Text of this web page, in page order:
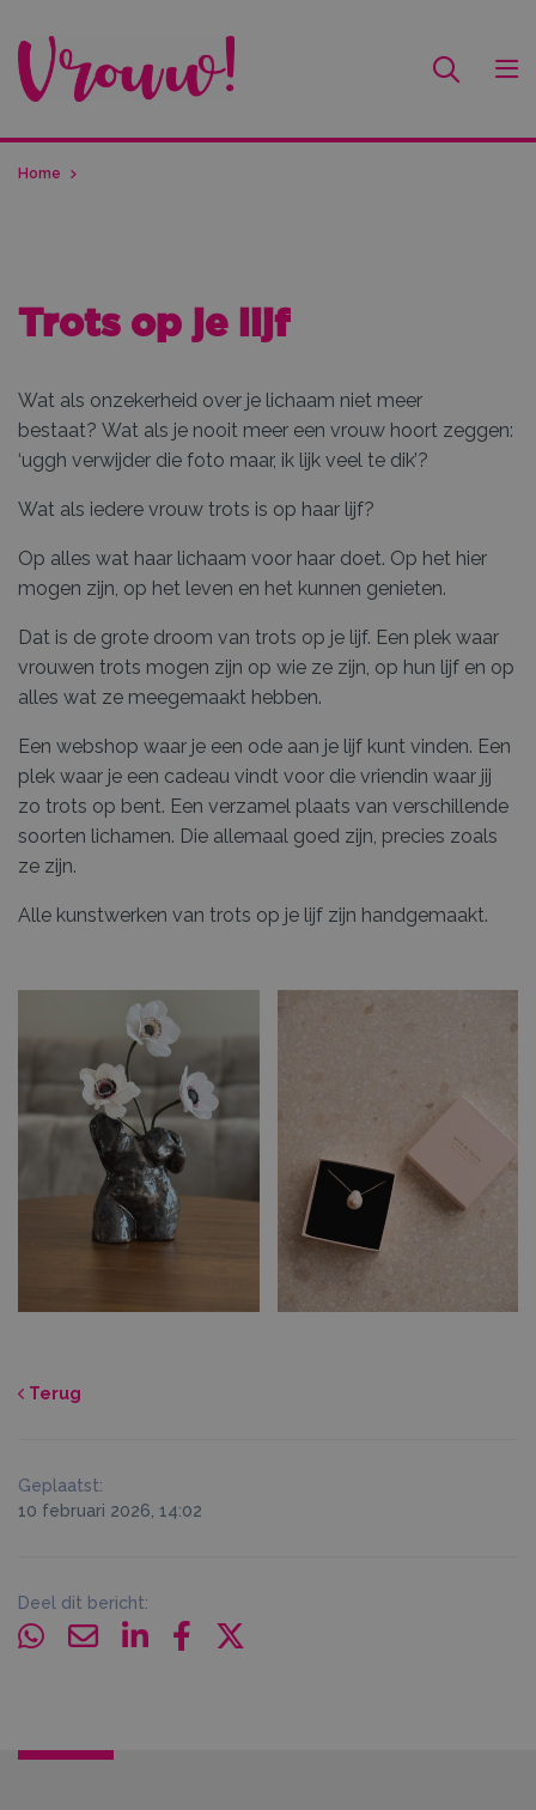
Home
Terug
Geplaatst:
10 februari 2026, 14:02
Deel dit bericht:
Trots op je lijf
Wat als onzekerheid over je lichaam niet meer
bestaat? Wat als je nooit meer een vrouw hoort zeggen:
‘uggh verwijder die foto maar, ik lijk veel te dik’?
Wat als iedere vrouw trots is op haar lijf?
Op alles wat haar lichaam voor haar doet. Op het hier
mogen zijn, op het leven en het kunnen genieten.
Dat is de grote droom van trots op je lijf. Een plek waar
vrouwen trots mogen zijn op wie ze zijn, op hun lijf en op
alles wat ze meegemaakt hebben.
Een webshop waar je een ode aan je lijf kunt vinden. Een
plek waar je een cadeau vindt voor die vriendin waar jij
zo trots op bent. Een verzamel plaats van verschillende
soorten lichamen. Die allemaal goed zijn, precies zoals
ze zijn.
Alle kunstwerken van trots op je lijf zijn handgemaakt.